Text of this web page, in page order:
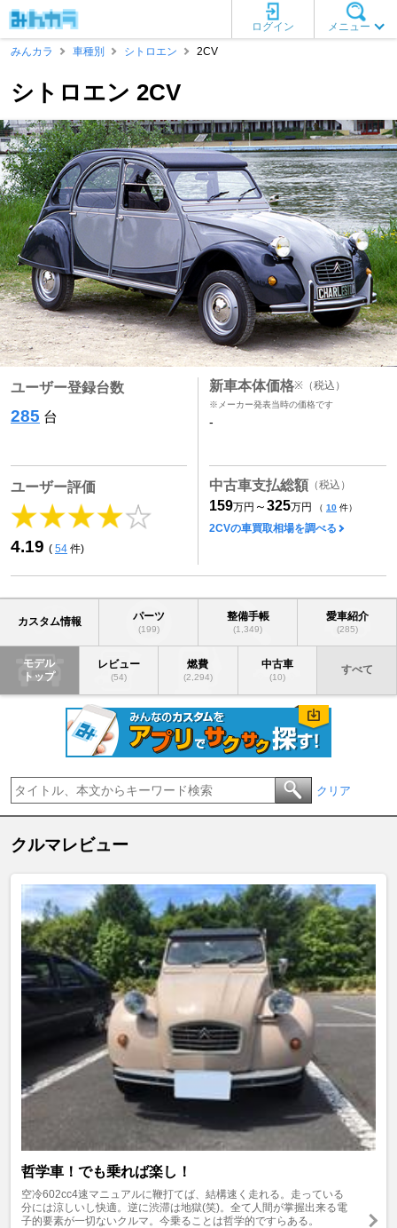
メニュー
ログイン
みんカラ
車種別 シトロエン 2CV
シトロエン 2CV
ユーザー登録台数
285 台
ユーザー評価
4.19 ( 54 件)
新車本体価格※ （税込）
※メーカー発表当時の価格です
-
中古車支払総額 （税込）
159万円 ～325万円 （ 10 件）
2CVの車買取相場を調べる
カスタム情報 パーツ
(199)
整備手帳
(1,349)
愛車紹介
(285)
モデル
トップ
レビュー
(54)
燃費
(2,294)
中古車
(10)
すべて
クリア
クルマレビュー
哲学車！でも乗れば楽し！
空冷602cc4速マニュアルに鞭打てば、結構速く走れる。走っている
分には涼しいし快適。逆に渋滞は地獄(笑)。全て人間が掌握出来る電
子的要素が一切ないクルマ。今乗ることは哲学的ですらある。